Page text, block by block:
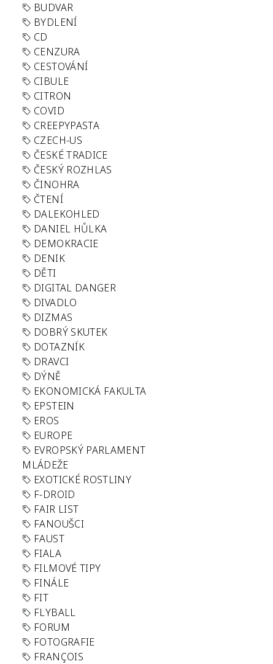
BUDVAR
BYDLENÍ
CD
CENZURA
CESTOVÁNÍ
CIBULE
CITRON
COVID
CREEPYPASTA
CZECH-US
ČESKÉ TRADICE
ČESKÝ ROZHLAS
ČINOHRA
ČTENÍ
DALEKOHLED
DANIEL HŮLKA
DEMOKRACIE
DENIK
DĚTI
DIGITAL DANGER
DIVADLO
DIZMAS
DOBRÝ SKUTEK
DOTAZNÍK
DRAVCI
DÝNĚ
EKONOMICKÁ FAKULTA
EPSTEIN
EROS
EUROPE
EVROPSKÝ PARLAMENT
MLÁDEŽE
EXOTICKÉ ROSTLINY
F-DROID
FAIR LIST
FANOUŠCI
FAUST
FIALA
FILMOVÉ TIPY
FINÁLE
FIT
FLYBALL
FORUM
FOTOGRAFIE
FRANÇOIS